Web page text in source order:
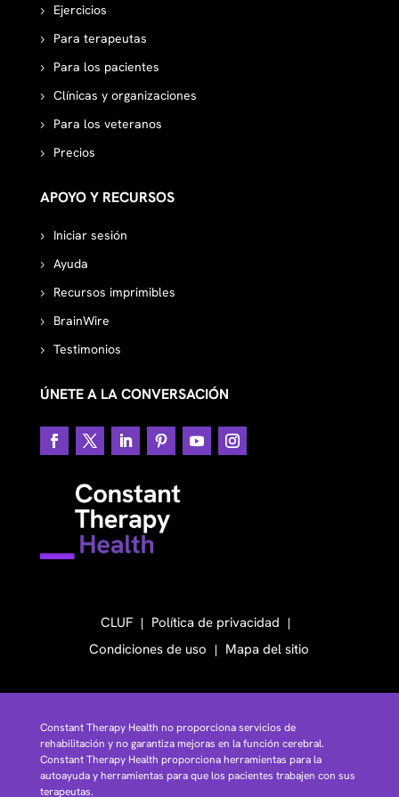
Ejercicios
Para terapeutas
Para los pacientes
Clínicas y organizaciones
Para los veteranos
Precios
APOYO Y RECURSOS
Iniciar sesión
Ayuda
Recursos imprimibles
BrainWire
Testimonios
ÚNETE A LA CONVERSACIÓN
CLUF
Política de privacidad
Condiciones de uso
Mapa del sitio
Constant Therapy Health no proporciona servicios de
rehabilitación y no garantiza mejoras en la función cerebral.
Constant Therapy Health proporciona herramientas para la
autoayuda y herramientas para que los pacientes trabajen con sus
terapeutas.